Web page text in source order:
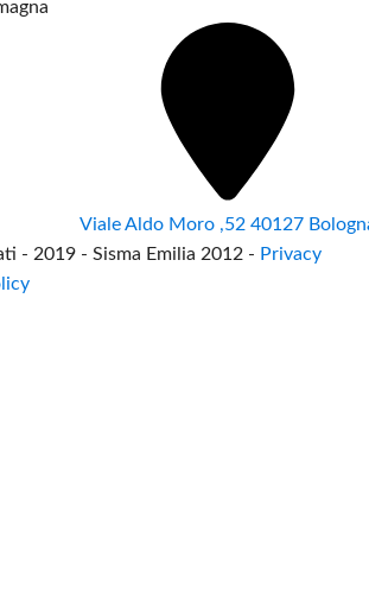
Viale Aldo Moro ,52 40127
- 2019 - Sisma Emilia 2012 - Privacy